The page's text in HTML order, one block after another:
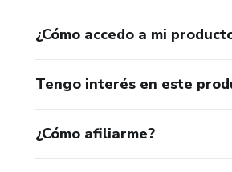
¿Cómo accedo a mi
Tengo interés en este
¿Cómo afiliarme?